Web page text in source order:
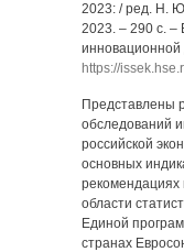
2023: / ред. Н.
2023. ‒ 290 с. ‒
инновационной
https://
Представлены
обследований
российской
основных
рекомендациях
области
Единой
странах